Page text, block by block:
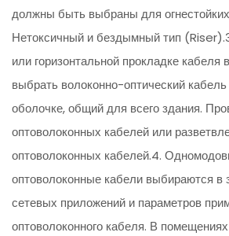
должны быть выбраны для
Нетоксичный и бездымный тип
или горизонтальной прокладке кабеля
выбрать волоконно-оптический
оболочке, общий для всего здания.
оптоволоконных кабелей или
оптоволоконных кабелей.4.
оптоволоконные кабели выбираются в
сетевых приложений и параметров
оптоволоконного кабеля. В